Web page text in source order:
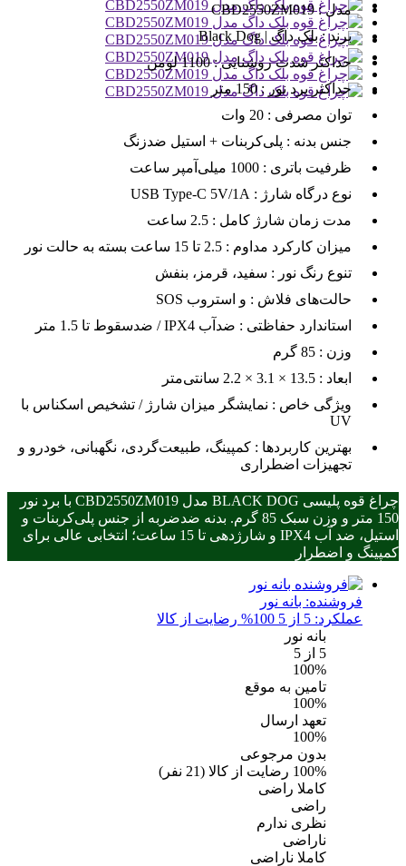
مدل :CBD2550ZM019
برند :بلک داگ | Black Dog
حداکثر شدت روشنایی :1100 لومن
حداکثر برد نور :150 متر
توان مصرفی : 20 وات
جنس بدنه : پلی‌کربنات + استیل ضدزنگ
ظرفیت باتری : 1000 میلی‌آمپر ساعت
نوع درگاه شارژ : USB Type-C 5V/1A
مدت زمان شارژ کامل : 2.5 ساعت
میزان کارکرد مداوم : 2.5 تا 15 ساعت بسته به حالت نور
تنوع رنگ نور : سفید، قرمز، بنفش
حالت‌های فلاش : SOS و استروب
استاندارد حفاظتی : ضدآب IPX4 / ضدسقوط تا 1.5 متر
وزن : 85 گرم
ابعاد : 13.5 × 3.1 × 2.2 سانتی‌متر
ویژگی خاص : نمایشگر میزان شارژ / تشخیص اسکناس با
UV
بهترین کاربردها : کمپینگ، طبیعت‌گردی، نگهبانی، خودرو و
تجهیزات اضطراری
چراغ قوه پلیسی BLACK DOG مدل CBD2550ZM019 با برد نور
150 متر و وزن سبک 85 گرم. بدنه ضدضربه از جنس پلی‌کربنات و
استیل، ضد آب IPX4 و شارژدهی تا 15 ساعت؛ انتخابی عالی برای
کمپینگ و اضطرار
فروشنده: بانه نور
عملکرد: 5 از 5
100% رضایت از کالا
بانه نور
5 از 5
100%
تامین به موقع
100%
تعهد ارسال
100%
بدون مرجوعی
100% رضایت از کالا (
21 نفر)
کاملا راضی
راضی
نظری ندارم
ناراضی
کاملا ناراضی